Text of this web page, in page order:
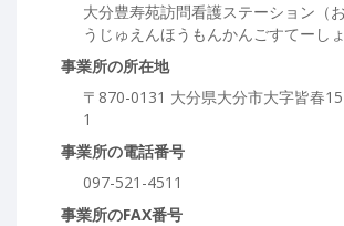
大分豊寿苑訪問看護ステーション（
うじゅえんほうもんかんごすてーしょ
事業所の所在地
〒870-0131 大分県大分市大字皆春
1
事業所の電話番号
097-521-4511
事業所のFAX番号